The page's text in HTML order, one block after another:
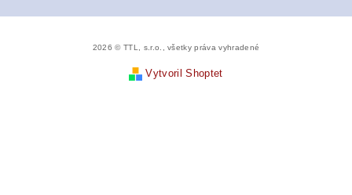
2026 © TTL, s.r.o., všetky práva vyhradené
Vytvoril Shoptet